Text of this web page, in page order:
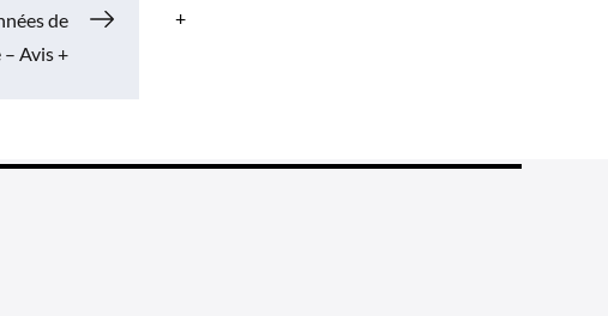
de
Avis +
+